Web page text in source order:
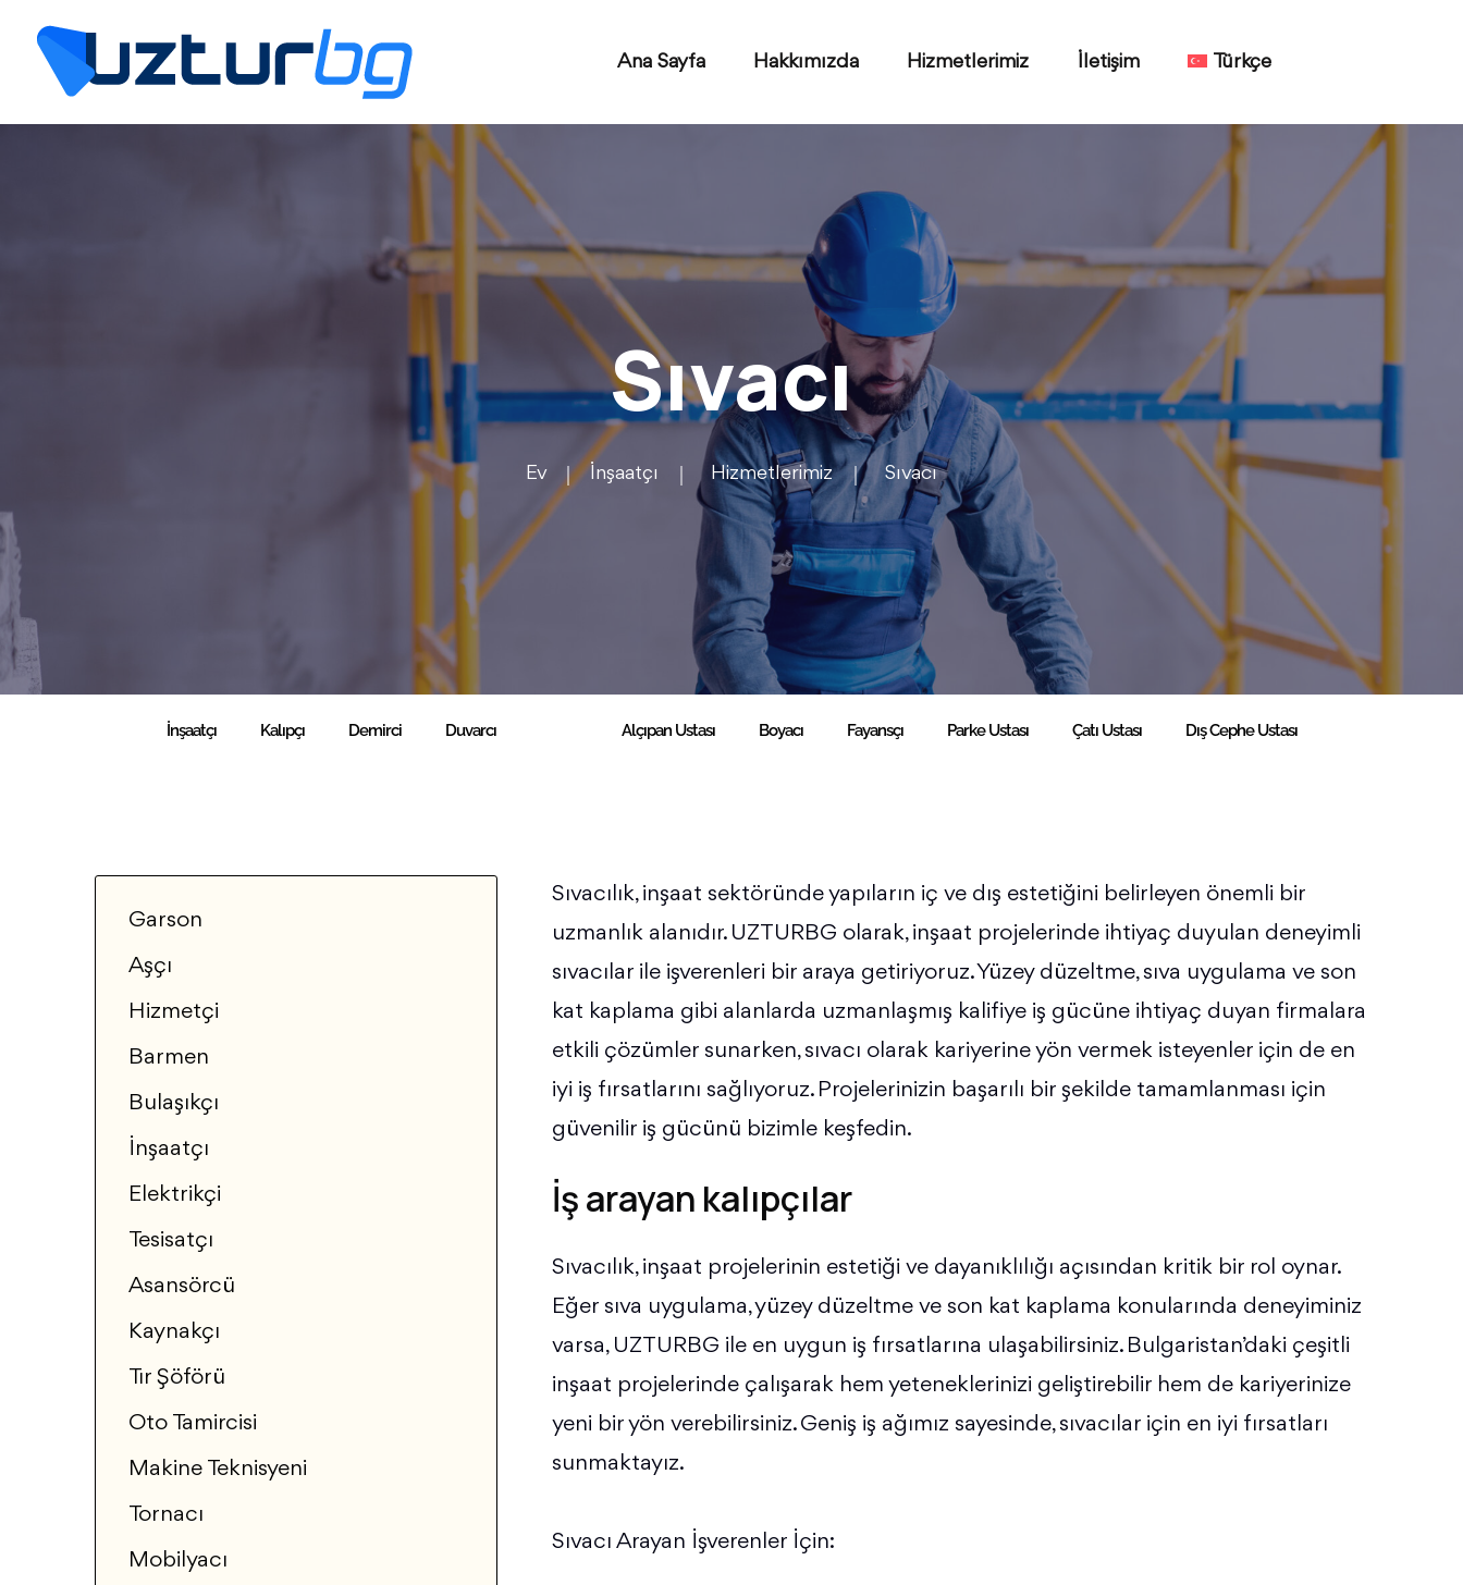
Ana Sayfa Hakkımızda Hizmetlerimiz İletişim Türkçe
Sıvacı
Ev İnşaatçı Hizmetlerimiz Sıvacı
İnşaatçı Kalıpçı Demirci Duvarcı Alçıpan Ustası Boyacı Fayansçı Parke Ustası Çatı Ustası Dış Cephe Ustası
Garson
Aşçı
Hizmetçi
Barmen
Bulaşıkçı
İnşaatçı
Elektrikçi
Tesisatçı
Asansörcü
Kaynakçı
Tır Şöförü
Oto Tamircisi
Makine Teknisyeni
Tornacı
Mobilyacı
Sıvacılık, inşaat sektöründe yapıların iç ve dış estetiğini belirleyen önemli bir
uzmanlık alanıdır. UZTURBG olarak, inşaat projelerinde ihtiyaç duyulan deneyimli
sıvacılar ile işverenleri bir araya getiriyoruz. Yüzey düzeltme, sıva uygulama ve son
kat kaplama gibi alanlarda uzmanlaşmış kalifiye iş gücüne ihtiyaç duyan firmalara
etkili çözümler sunarken, sıvacı olarak kariyerine yön vermek isteyenler için de en
iyi iş fırsatlarını sağlıyoruz. Projelerinizin başarılı bir şekilde tamamlanması için
güvenilir iş gücünü bizimle keşfedin.
İş arayan kalıpçılar
Sıvacılık, inşaat projelerinin estetiği ve dayanıklılığı açısından kritik bir rol oynar.
Eğer sıva uygulama, yüzey düzeltme ve son kat kaplama konularında deneyiminiz
varsa, UZTURBG ile en uygun iş fırsatlarına ulaşabilirsiniz. Bulgaristan’daki çeşitli
inşaat projelerinde çalışarak hem yeteneklerinizi geliştirebilir hem de kariyerinize
yeni bir yön verebilirsiniz. Geniş iş ağımız sayesinde, sıvacılar için en iyi fırsatları
sunmaktayız.
Sıvacı Arayan İşverenler İçin: